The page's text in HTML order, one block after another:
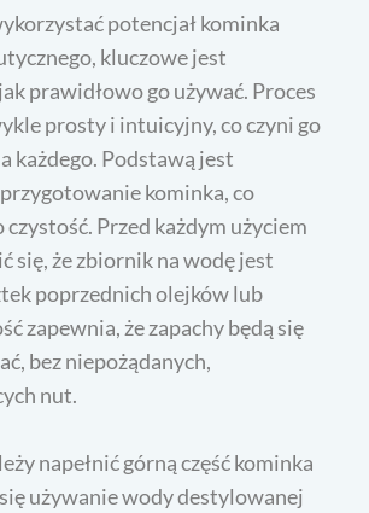
potencjał kominka
kluczowe jest
prawidłowo go używać. Proces
prosty i intuicyjny, co czyni go
każdego. Podstawą jest
kominka, co
Przed każdym użyciem
się, że zbiornik na wodę jest
poprzednich olejków lub
zapewnia, że zapachy będą się
bez niepożądanych,
nut.
napełnić górną część kominka
używanie wody destylowanej